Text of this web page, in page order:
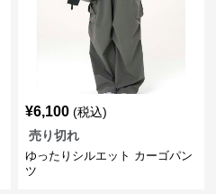
¥6,100 (税込)
売り切れ
ゆったりシルエット カーゴパン
ツ